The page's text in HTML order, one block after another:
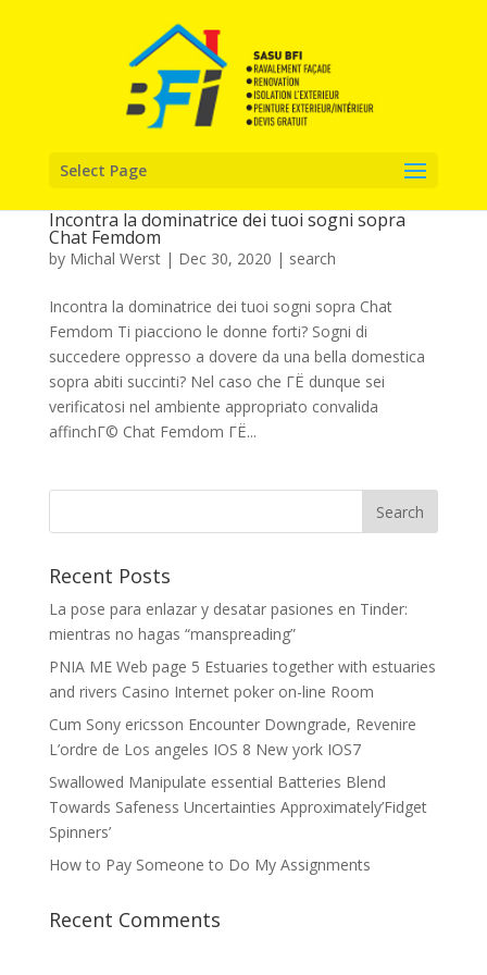
Select Page
Incontra la dominatrice dei tuoi sogni sopra
Chat Femdom
by Michal Werst| Dec 30, 2020 | search
Incontra la dominatrice dei tuoi sogni sopra Chat
Femdom Ti piacciono le donne forti? Sogni di
succedere oppresso a dovere da una bella domestica
sopra abiti succinti? Nel caso che ГЁ dunque sei
verificatosi nel ambiente appropriato convalida
affinchГ© Chat Femdom ГЁ...
Recent Posts
La pose para enlazar y desatar pasiones en Tinder:
mientras no hagas “manspreading”
PNIA ME Web page 5 Estuaries together with estuaries
and rivers Casino Internet poker on-line Room
Cum Sony ericsson Encounter Downgrade, Revenire
L’ordre de Los angeles IOS 8 New york IOS7
Swallowed Manipulate essential Batteries Blend
Towards Safeness Uncertainties Approximately’Fidget
Spinners’
How to Pay Someone to Do My Assignments
Recent Comments